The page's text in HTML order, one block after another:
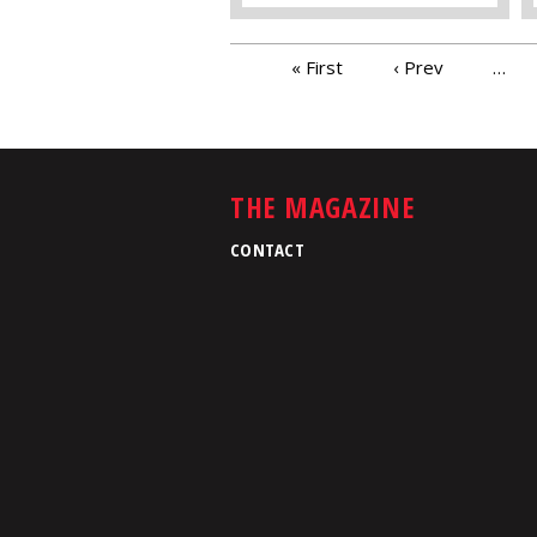
PAGES« First ‹ Prev …
THE MAGAZINE
CONTACT